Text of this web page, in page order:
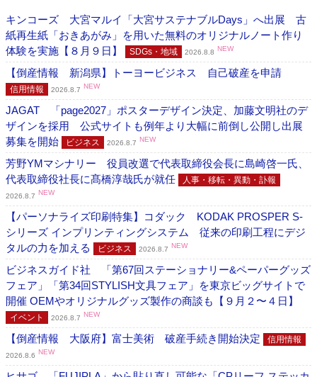
キンコーズ 大宮マルイ「大宮サステナブルDays」へ出展 古
紙再生紙「おきあがみ」を用いた無料のオリジナルノート作り
体験を実施【８月９日】
SDGs・地域 2026.8.8 NEW
【倒産情報 新潟県】トーヨービジネス 自己破産を申請
信用情報 2026.8.7 NEW
JAGAT 「page2027」ポスターデザイン決定、加藤文明社のデ
ザインを採用 公式サイトも例年より大幅に前倒し公開し出展
募集を開始
ビジネス 2026.8.7 NEW
芳野YMマシナリー 役員改選で代表取締役会長に島崎啓一氏、
代表取締役社長に髙橋淳哉氏が就任
人事・移転・異動・訃報
2026.8.7 NEW
【パーソナライズ印刷特集】コダック KODAK PROSPER S-
シリーズ インプリンティングシステム 従来の印刷工程にデジ
タルの力を加える
ビジネス 2026.8.7 NEW
ビジネスガイド社 「第67回ステーショナリー&ペーパーグッズ
フェア」「第34回STYLISH文具フェア」を東京ビッグサイトで
開催 OEMやオリジナルグッズ製作の商談も【９月２〜４日】
イベント 2026.8.7 NEW
【倒産情報 大阪府】富士美術 破産手続き開始決定 信用情報
2026.8.6 NEW